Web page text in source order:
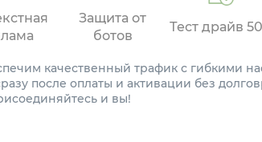
Защита от
ботов
Тест драйв
качественный трафик с гибкими
после оплаты и активации без
и вы!